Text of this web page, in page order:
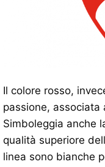
Il colore rosso,
passione,
Simboleggia anche
qualità superiore
linea sono bianche